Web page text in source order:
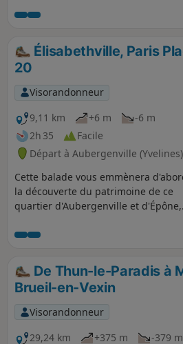
Élisabethville, Paris
20
Visorandonneur
9,11 km
+6 m
-6 m
2h 35
Facile
Départ à Aubergenville (Yvelines)
Cette balade vous emmènera
la découverte du patrimoine de ce
quartier d'Aubergenville et d'Épône,
créée dans les années 20. Pour le
du Giboin pour atteindre la « plage
De Thun-le-Paradis à
Brueil-en-Vexin
Visorandonneur
29,24 km
+375 m -379 m